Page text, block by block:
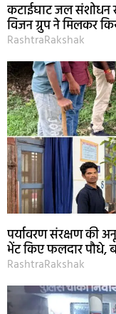
कटाईघाट जल संशोधन
विजन ग्रुप ने मिलकर
RashtraRakshak
पर्यावरण संरक्षण की
भेंट किए फलदार पौधे,
RashtraRakshak